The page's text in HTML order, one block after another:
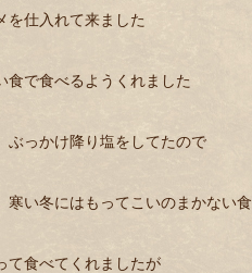
を仕入れて来ました
食で食べるようくれました
ぶっかけ降り塩をしてたので
寒い冬にはもってこいのまかない食
て食べてくれましたが